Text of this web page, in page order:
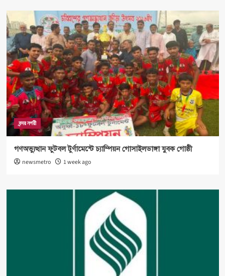
বন্দর নগরী
গণঅভ্যুত্থান ফুটবল টুর্ণামেন্টে চ্যাম্পিয়ন গোসাইলডাঙ্গা যুবক গোষ্ঠী
newsmetro 1 week ago